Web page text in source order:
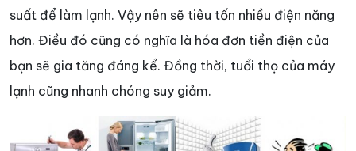
suất để làm lạnh. Vậy nên sẽ tiêu tốn nhiều điện năng
hơn. Điều đó cũng có nghĩa là hóa đơn tiền điện của
bạn sẽ gia tăng đáng kể. Đồng thời, tuổi thọ của máy
lạnh cũng nhanh chóng suy giảm.